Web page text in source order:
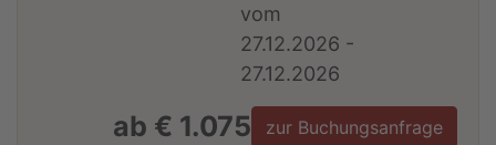
vom
27.12.2026 -
27.12.2026
ab € 1.075 zur Buchungsanfrage